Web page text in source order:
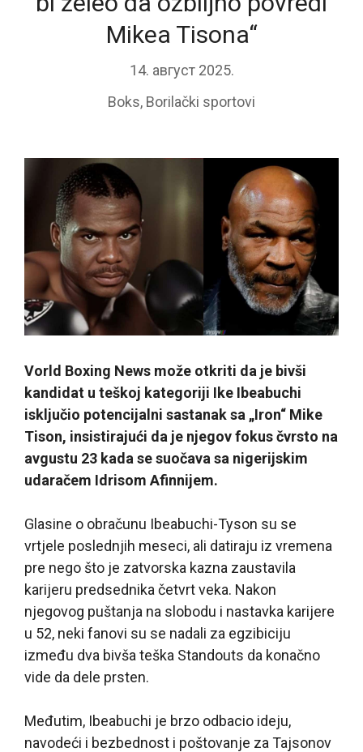
Mikea Tisona“
14. август 2025.
Boks, Borilački sportovi
Vorld Boxing News može otkriti da je bivši
kandidat u teškoj kategoriji Ike Ibeabuchi
isključio potencijalni sastanak sa „Iron“ Mike
Tison, insistirajući da je njegov fokus čvrsto na
avgustu 23 kada se suočava sa nigerijskim
udaračem Idrisom Afinnijem.
Glasine o obračunu Ibeabuchi-Tyson su se
vrtjele poslednjih meseci, ali datiraju iz vremena
pre nego što je zatvorska kazna zaustavila
karijeru predsednika četvrt veka. Nakon
njegovog puštanja na slobodu i nastavka karijere
u 52, neki fanovi su se nadali za egzibiciju
između dva bivša teška Standouts da konačno
vide da dele prsten.
Međutim, Ibeabuchi je brzo odbacio ideju,
navodeći i bezbednost i poštovanje za Tajsonov